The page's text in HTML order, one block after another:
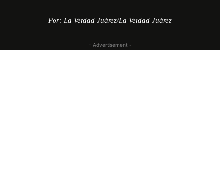
Por: La Verdad Juárez/La Verdad Juárez
- Advertisement -